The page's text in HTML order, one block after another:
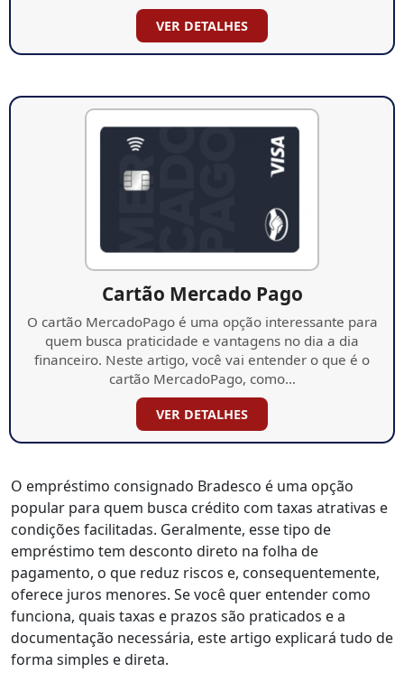
VER DETALHES
Cartão Mercado Pago
O cartão MercadoPago é uma opção interessante para
quem busca praticidade e vantagens no dia a dia
financeiro. Neste artigo, você vai entender o que é o
cartão MercadoPago, como…
VER DETALHES
O empréstimo consignado Bradesco é uma opção
popular para quem busca crédito com taxas atrativas e
condições facilitadas. Geralmente, esse tipo de
empréstimo tem desconto direto na folha de
pagamento, o que reduz riscos e, consequentemente,
oferece juros menores. Se você quer entender como
funciona, quais taxas e prazos são praticados e a
documentação necessária, este artigo explicará tudo de
forma simples e direta.